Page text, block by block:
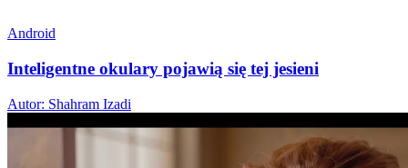
Android
Inteligentne okulary pojawią się tej jesieni
Autor: Shahram Izadi